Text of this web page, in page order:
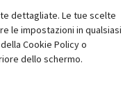
dettagliate. Le tue scelte
le impostazioni in qualsiasi
Cookie Policy o
dello schermo.